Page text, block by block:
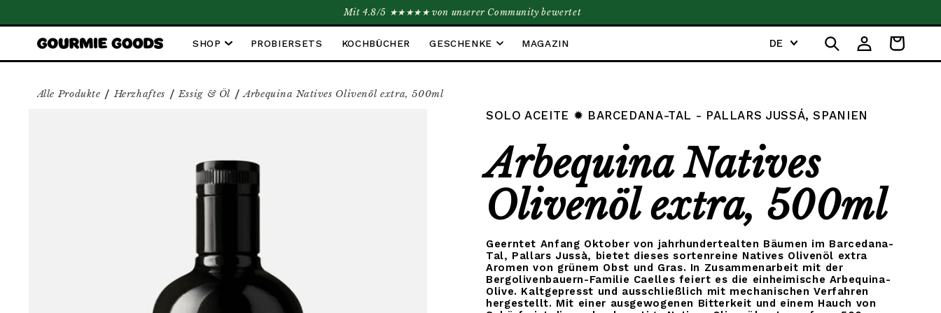
DIREKT ZUM INHALT
Mit 4.8/5 ★★★★★ von unserer Community bewertet
SHOP PROBIERSETS KOCHBÜCHER GESCHENKE MAGAZIN
S
p
c
h
e
DE EinloggenWarenkorb
Alle Produkte /Herzhaftes /Essig & Öl /Arbequina Natives Olivenöl extra, 500ml
SOLO ACEITE ✹ BARCEDANA-TAL - PALLARS JUSSÁ, SPANIEN
Arbequina Natives
Olivenöl extra, 500ml
Geerntet Anfang Oktober von jahrhundertealten Bäumen im Barcedana-
Tal, Pallars Jussà, bietet dieses sortenreine Natives Olivenöl extra
Aromen von grünem Obst und Gras. In Zusammenarbeit mit der
Bergolivenbauern-Familie Caelles feiert es die einheimische Arbequina-
Olive. Kaltgepresst und ausschließlich mit mechanischen Verfahren
hergestellt. Mit einer ausgewogenen Bitterkeit und einem Hauch von